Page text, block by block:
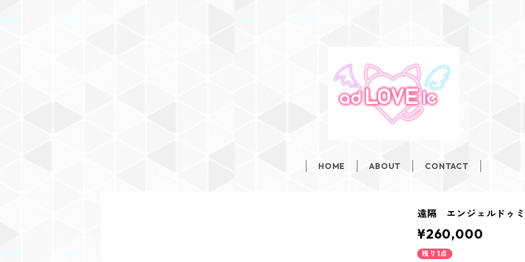
HOME ABOUT CONTACT
遠隔 エンジェルドゥ
¥260,000
残り1点